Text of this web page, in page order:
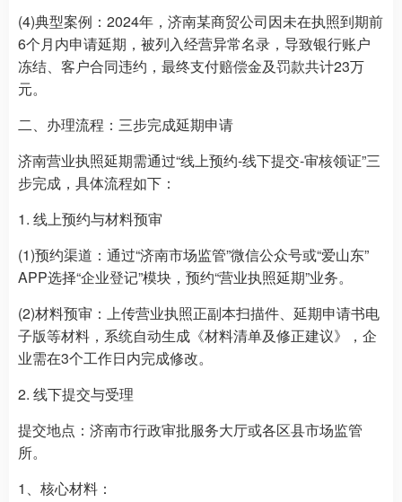
(4)典型案例：2024年，济南某商贸公司因未在执照到期前
6个月内申请延期，被列入经营异常名录，导致银行账户
冻结、客户合同违约，最终支付赔偿金及罚款共计23万
元。
二、办理流程：三步完成延期申请
济南营业执照延期需通过“线上预约-线下提交-审核领证”三
步完成，具体流程如下：
1. 线上预约与材料预审
(1)预约渠道：通过“济南市场监管”微信公众号或“爱山东”
APP选择“企业登记”模块，预约“营业执照延期”业务。
(2)材料预审：上传营业执照正副本扫描件、延期申请书电
子版等材料，系统自动生成《材料清单及修正建议》，企
业需在3个工作日内完成修改。
2. 线下提交与受理
提交地点：济南市行政审批服务大厅或各区县市场监管
所。
1、核心材料：